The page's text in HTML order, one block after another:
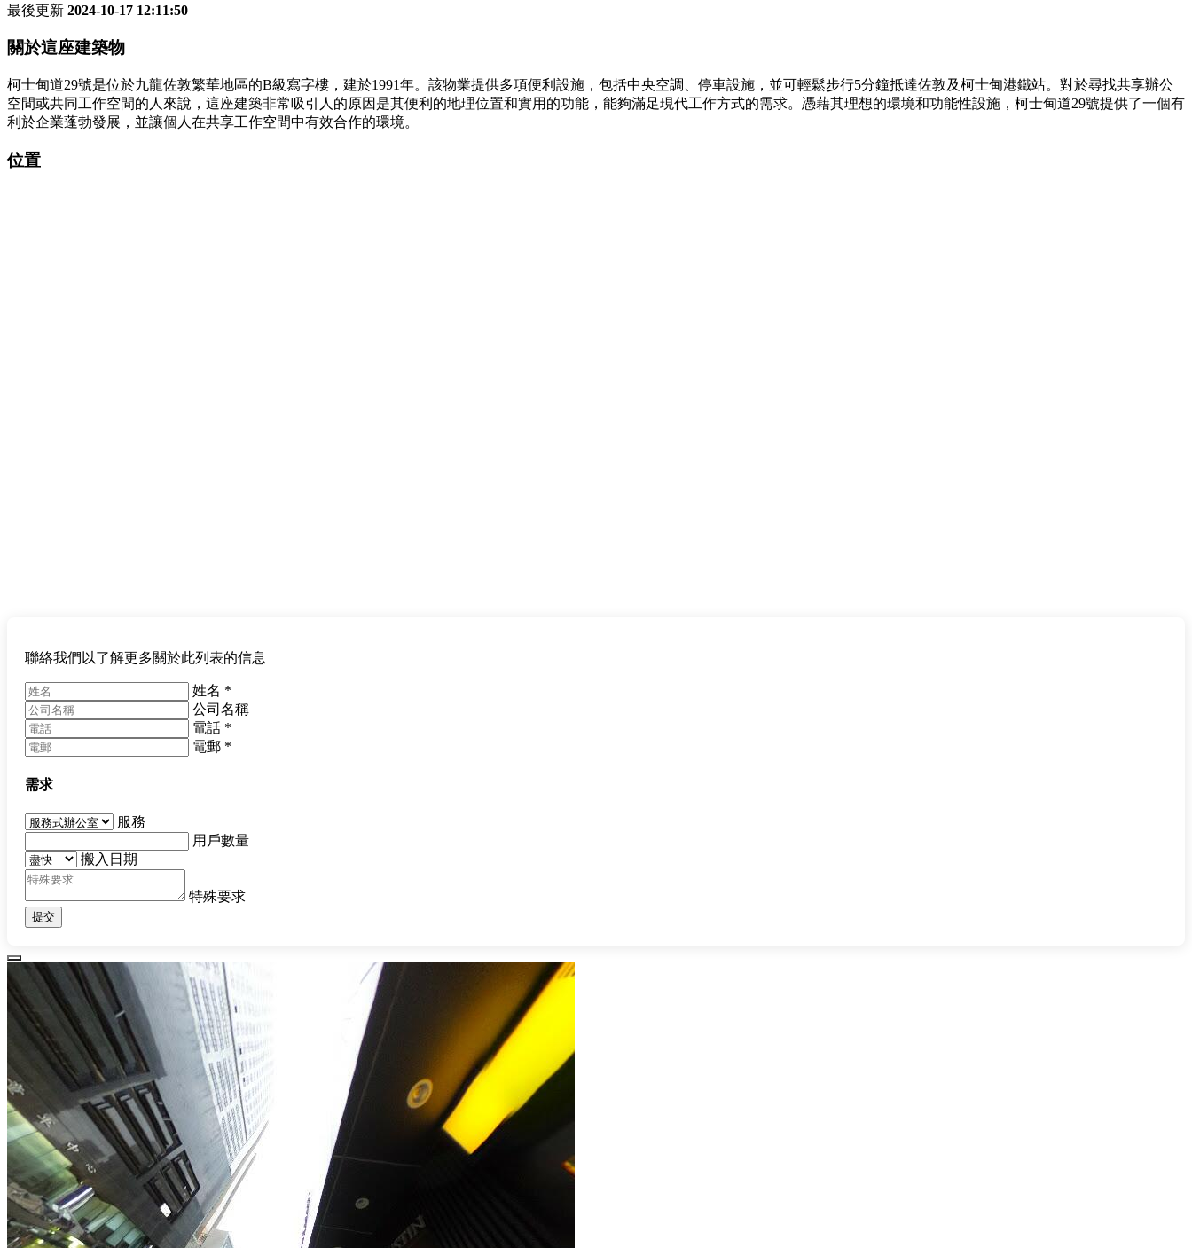
最後更新 2024-10-17 12:11:50
關於這座建築物
柯士甸道29號是位於九龍佐敦繁華地區的B級寫字樓，建於1991年。該物業提供多項便利設施，包括中央空調、停車設施，並可輕鬆步行5分鐘抵達佐敦及柯士甸港鐵站。對於尋找共享辦公
空間或共同工作空間的人來說，這座建築非常吸引人的原因是其便利的地理位置和實用的功能，能夠滿足現代工作方式的需求。憑藉其理想的環境和功能性設施，柯士甸道29號提供了一個有
利於企業蓬勃發展，並讓個人在共享工作空間中有效合作的環境。
位置
聯絡我們以了解更多關於此列表的信息
姓名 *
公司名稱
電話 *
電郵 *
需求
服務
用戶數量
搬入日期
特殊要求
提交